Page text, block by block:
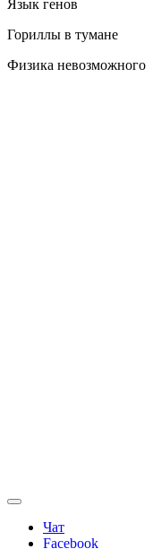
Язык генов
Гориллы в тумане
Физика невозможного
Чат
Facebook